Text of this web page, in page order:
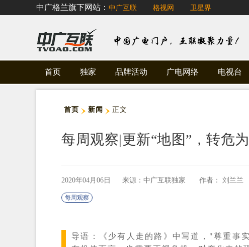
中广格兰旗下网站： 中广互联 格视网 卫星界
首页 独家 品牌活动 广电网络 电视台
首页 新闻 正文
每周观察|更新“地图”，转危
2020年04月06日 来源：中广互联独家 作者： 刘兰兰
每周观察
导语：
《少有人走的路》中写道，"尊重事